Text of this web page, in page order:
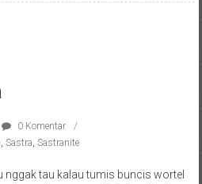
0 Komentar
, Sastra, Sastranite
nggak tau kalau tumis buncis wortel